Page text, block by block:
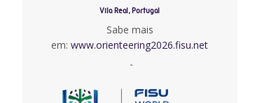
Vila Real, Portugal
Sabe mais
em:www.orienteering2026.fisu.net
-